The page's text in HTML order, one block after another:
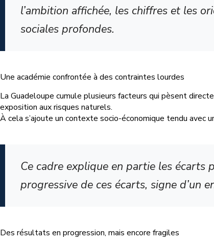
l’ambition affichée, les chiffres et les
sociales profondes.
Une académie confrontée à des contraintes lourdes
La Guadeloupe cumule plusieurs facteurs qui pèsent
exposition aux risques naturels.
À cela s’ajoute un contexte socio-économique tendu
Ce cadre explique en partie les écarts
progressive de ces écarts, signe d’un
Des résultats en progression, mais encore fragiles